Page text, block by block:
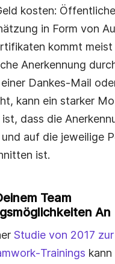
kosten: Öffentliche
in Form von
kommt meist
Anerkennung
Dankes‑Mail
kann ein starker
dass die
auf die jeweilige
ist.
Team
An
Studie von 2017